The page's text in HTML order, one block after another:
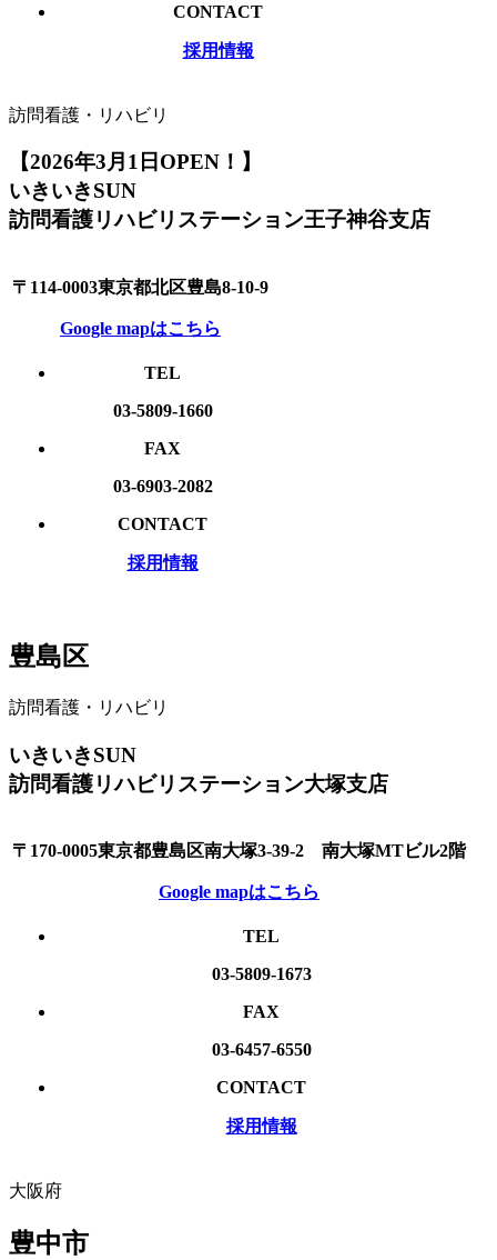
CONTACT
採用情報
訪問看護・リハビリ
【2026年3月1日OPEN！】
いきいきSUN
訪問看護リハビリステーション王子神谷支店
〒114-0003東京都北区豊島8-10-9
Google mapはこちら
TEL
03-5809-1660
FAX
03-6903-2082
CONTACT
採用情報
豊島区
訪問看護・リハビリ
いきいきSUN
訪問看護リハビリステーション大塚支店
〒170-0005東京都豊島区南大塚3-39-2 南大塚MTビル2階
Google mapはこちら
TEL
03-5809-1673
FAX
03-6457-6550
CONTACT
採用情報
大阪府
豊中市